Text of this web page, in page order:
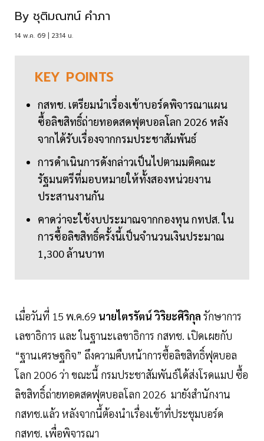
By ชุติมณฑน์ คำภา
14 พ.ค. 69 | 23:14 น.
KEY POINTS
กสทช. เตรียมนำเรื่องเข้าบอร์ดพิจารณาแผน
ซื้อลิขสิทธิ์ถ่ายทอดสดฟุตบอลโลก 2026 หลัง
จากได้รับเรื่องจากกรมประชาสัมพันธ์
การดำเนินการดังกล่าวเป็นไปตามมติคณะ
รัฐมนตรีที่มอบหมายให้ทั้งสองหน่วยงาน
ประสานงานกัน
คาดว่าจะใช้งบประมาณจากกองทุน กทปส. ใน
การซื้อลิขสิทธิ์ครั้งนี้เป็นจำนวนเงินประมาณ
1,300 ล้านบาท
เมื่อวันที่ 15 พ.ค.69 นายไตรรัตน์ วิริยะศิริกุล รักษาการ
เลขาธิการ และ ในฐานะเลขาธิการ กสทช. เปิดเผยกับ
“ฐานเศรษฐกิจ” ถึงความคืบหน้าการซื้อลิขสิทธิ์ฟุตบอล
โลก 2006 ว่า ขณะนี้ กรมประชาสัมพันธ์ได้ส่งโรดแมป ซื้อ
ลิขสิทธิ์ถ่ายทอดสดฟุตบอลโลก 2026 มายังสำนักงาน
กสทช.แล้ว หลังจากนี้ต้องนำเรื่องเข้าที่ประชุมบอร์ด
กสทช. เพื่อพิจารณา